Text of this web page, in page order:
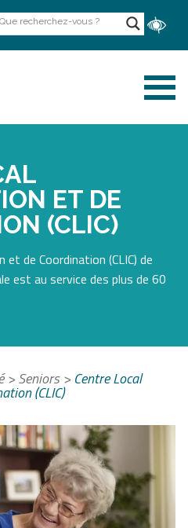
ET DE
(CLIC)
de Coordination (CLIC) de
est au service des plus de 60
>Seniors>Centre Local
(CLIC)